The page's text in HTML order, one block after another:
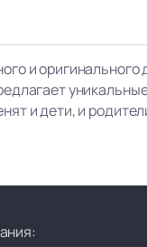
и оригинального
и дети, и